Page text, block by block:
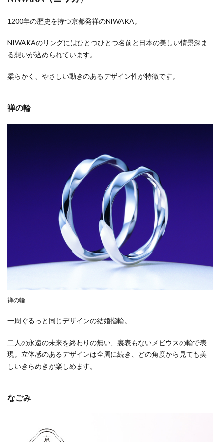
1200年の歴史を持つ京都発祥のNIWAKA。
NIWAKAのリングにはひとつひとつ名前と日本の美しい情景深ま
る想いが込められています。
柔らかく、やさしい動きのあるデザイン性が特徴です。
禅の輪
禅の輪
一周ぐるっと同じデザインの結婚指輪。
二人の永遠の未来を終わりの無い、裏表もないメビウスの輪で表
現。立体感のあるデザインは全周に続き、どの角度から見ても美
しいきらめきが楽しめます。
なごみ